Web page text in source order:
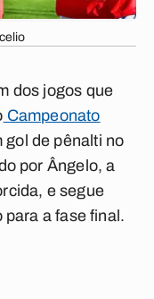
dos jogos que
Campeonato
gol de pênalti no
por Ângelo, a
e segue
a fase final.